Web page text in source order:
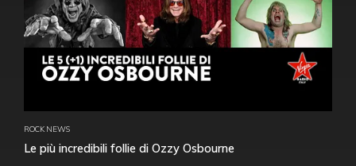
ROCK NEWS
Le più incredibili follie di Ozzy Osbourne